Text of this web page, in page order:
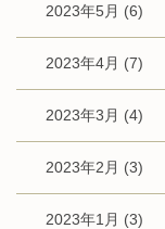
2023年5月 (6)
2023年4月 (7)
2023年3月 (4)
2023年2月 (3)
2023年1月 (3)